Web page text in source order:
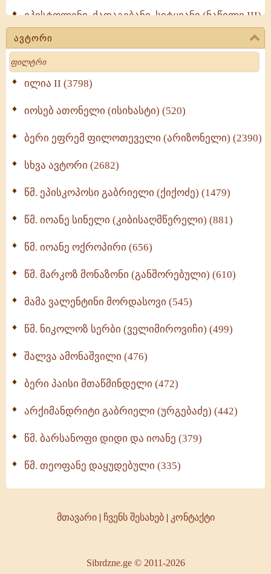
ეპისტოლენი, ქადაგებანი, სიტყვანი (ნაწილი III)
(723)
მოძღვრის ძალზე სასარგებლო რჩევები
მრევლისათვის (545)
Wisdomge (514)
ქადაგებანი გაბრიელ ეპისკოპოსისა - II ტომი
სულიერი ცხოვრების სახელმძღვანელო -
ნაწილი II (369)
ავტორი
Search
ილია II (3798)
იოსებ ათონელი (ისიხასტი) (520)
ბერი ეფრემ ფილოთეველი (არიზონელი) (2390)
სხვა ავტორი (2682)
წმ. ეპისკოპოსი გაბრიელი (ქიქოძე) (1479)
წმ. იოანე სინელი (კიბისაღმწერელი) (881)
წმ. იოანე ოქროპირი (656)
წმ. მარკოზ მონაზონი (განშორებული) (610)
მამა ვალენტინი მორდასოვი (545)
წმ. ნიკოლოზ სერბი (ველიმიროვიჩი) (499)
შალვა ამონაშვილი (476)
ბერი პაისი მთაწმინდელი (472)
არქიმანდრიტი გაბრიელი (ურგებაძე) (442)
წმ. ბარსანოფი დიდი და იოანე (379)
წმ. თეოფანე დაყუდებული (335)
მთავარი| ჩვენს შესახებ| კონტაქტი
Sibrdzne.ge © 2011-2026